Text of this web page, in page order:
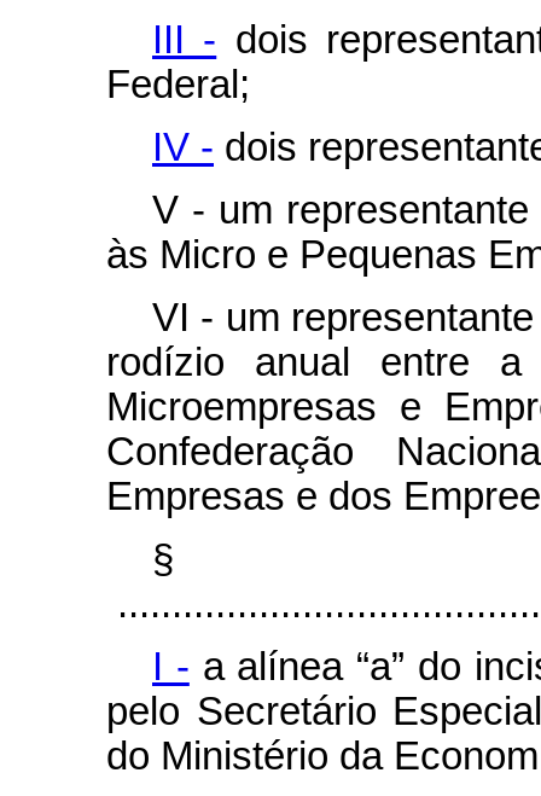
III - dois
Federal;
IV - dois
V - um
às Micro e Pequenas
VI - um
rodízio anual entre a
Microempresas e
Confederação
Empresas e dos
§
I - a alínea “a” do
pelo Secretário
do Ministério da